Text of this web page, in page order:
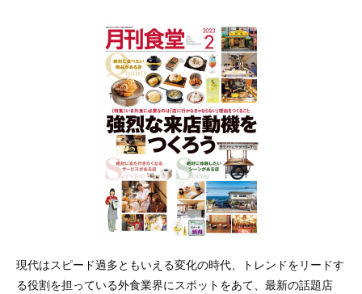
現代はスピード過多ともいえる変化の時代、トレンドをリードす
る役割を担っている外食業界にスポットをあて、最新の話題店